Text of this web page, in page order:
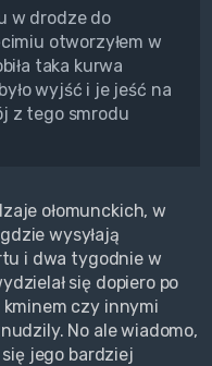
w drodze do
otworzyłem w
taka kurwa
wyjść i je jeść na
z tego smrodu
ołomunckich, w
wysyłają
i dwa tygodnie w
się dopiero po
kminem czy innymi
No ale wiadomo,
jego bardziej